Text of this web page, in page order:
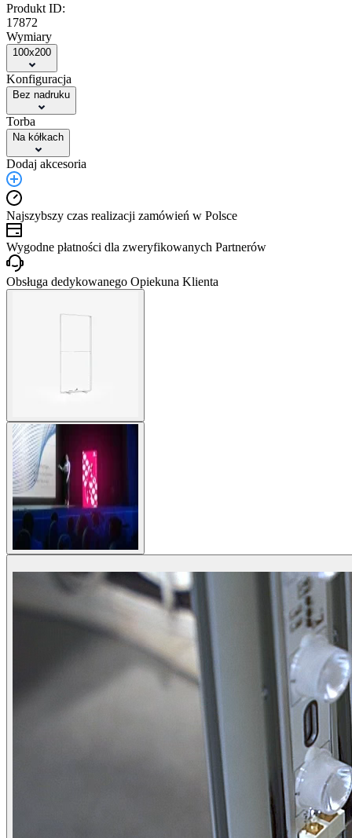
Produkt ID:
17872
Wymiary
100x200
Konfiguracja
Bez nadruku
Torba
Na kółkach
Dodaj akcesoria
Najszybszy czas realizacji zamówień w Polsce
Wygodne płatności dla zweryfikowanych Partnerów
Obsługa dedykowanego Opiekuna Klienta